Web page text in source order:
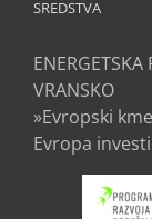
SREDSTVA
ENERGETSKA
VRANSKO
»Evropski
Evropa